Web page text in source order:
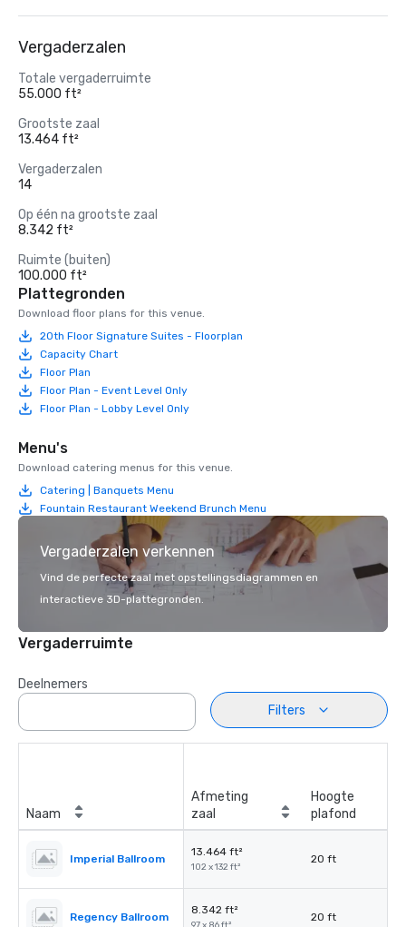
Vergaderzalen
Totale vergaderruimte
55.000 ft²
Grootste zaal
13.464 ft²
Vergaderzalen
14
Op één na grootste zaal
8.342 ft²
Ruimte (buiten)
100.000 ft²
Plattegronden
Download floor plans for this venue.
20th Floor Signature Suites - Floorplan
Capacity Chart
Floor Plan
Floor Plan - Event Level Only
Floor Plan - Lobby Level Only
Menu's
Download catering menus for this venue.
Catering | Banquets Menu
Fountain Restaurant Weekend Brunch Menu
Vergaderzalen verkennen
Vind de perfecte zaal met opstellingsdiagrammen en
interactieve 3D-plattegronden.
Vergaderruimte
Deelnemers
Filters
Naam
Afmeting
zaal
Hoogte
plafond
Imperial Ballroom
13.464 ft²
102 x 132 ft²
20 ft
Regency Ballroom
8.342 ft²
20 ft